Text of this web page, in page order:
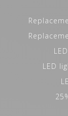
LED